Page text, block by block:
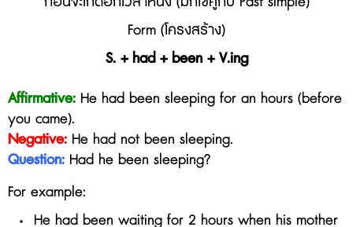
Form (โครงสร้าง)
S. + had + been + V.ing
Affirmative: He had been sleeping for an hours (before
you came).
Negative: He had not been sleeping.
Question: Had he been sleeping?
For example:
He had been waiting for 2 hours when his mother